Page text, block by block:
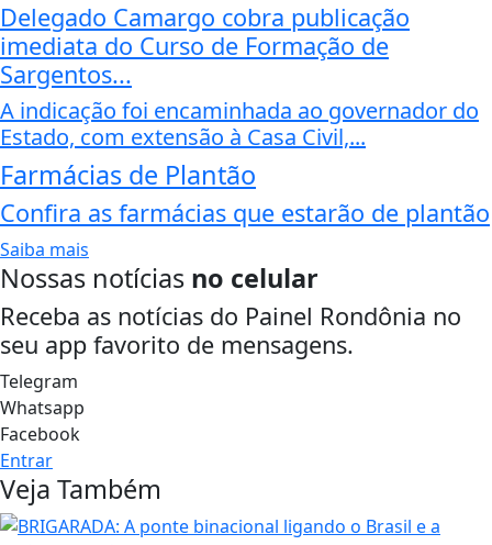
Delegado Camargo cobra publicação
imediata do Curso de Formação de
Sargentos...
A indicação foi encaminhada ao governador do
Estado, com extensão à Casa Civil,...
Farmácias de Plantão
Confira as farmácias que estarão de plantão
Saiba mais
Nossas notícias no celular
Receba as notícias do Painel Rondônia no
seu app favorito de mensagens.
Telegram
Whatsapp
Facebook
Entrar
Veja Também